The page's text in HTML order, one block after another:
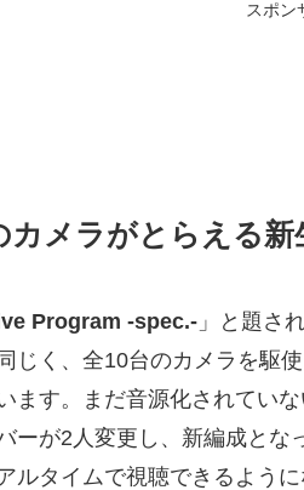
スポン
カメラがとらえる新
Program -spec.- 」と題さ
じく、全10台のカメラを駆
ます。まだ音源化されてい
ーが2人変更し、新編成と
ルタイムで視聴できるように